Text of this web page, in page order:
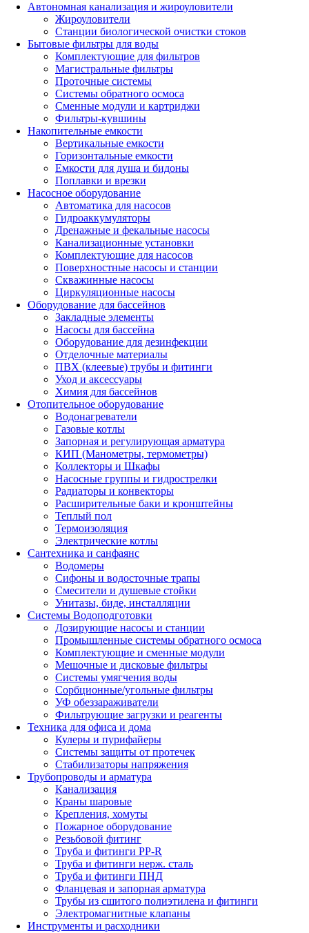
Автономная канализация и жироуловители
Жироуловители
Станции биологической очистки стоков
Бытовые фильтры для воды
Комплектующие для фильтров
Магистральные фильтры
Проточные системы
Системы обратного осмоса
Сменные модули и картриджи
Фильтры-кувшины
Накопительные емкости
Вертикальные емкости
Горизонтальные емкости
Емкости для душа и бидоны
Поплавки и врезки
Насосное оборудование
Автоматика для насосов
Гидроаккумуляторы
Дренажные и фекальные насосы
Канализационные установки
Комплектующие для насосов
Поверхностные насосы и станции
Скважинные насосы
Циркуляционные насосы
Оборудование для бассейнов
Закладные элементы
Насосы для бассейна
Оборудование для дезинфекции
Отделочные материалы
ПВХ (клеевые) трубы и фитинги
Уход и аксессуары
Химия для бассейнов
Отопительное оборудование
Водонагреватели
Газовые котлы
Запорная и регулирующая арматура
КИП (Манометры, термометры)
Коллекторы и Шкафы
Насосные группы и гидрострелки
Радиаторы и конвекторы
Расширительные баки и кронштейны
Теплый пол
Термоизоляция
Электрические котлы
Сантехника и санфаянс
Водомеры
Сифоны и водосточные трапы
Смесители и душевые стойки
Унитазы, биде, инсталляции
Системы Водоподготовки
Дозирующие насосы и станции
Промышленные системы обратного осмоса
Комплектующие и сменные модули
Мешочные и дисковые фильтры
Системы умягчения воды
Сорбционные/угольные фильтры
УФ обеззараживатели
Фильтрующие загрузки и реагенты
Техника для офиса и дома
Кулеры и пурифайеры
Системы защиты от протечек
Стабилизаторы напряжения
Трубопроводы и арматура
Канализация
Краны шаровые
Крепления, хомуты
Пожарное оборудование
Резьбовой фитинг
Труба и фитинги PP-R
Труба и фитинги нерж. сталь
Труба и фитинги ПНД
Фланцевая и запорная арматура
Трубы из сшитого полиэтилена и фитинги
Электромагнитные клапаны
Инструменты и расходники